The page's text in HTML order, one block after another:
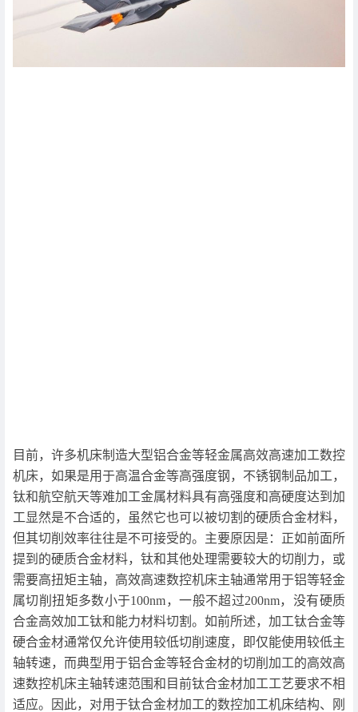
目前，许多机床制造大型铝合金等轻金属高效高速加工数控
机床，如果是用于高温合金等高强度钢，不锈钢制品加工，
钛和航空航天等难加工金属材料具有高强度和高硬度达到加
工显然是不合适的，虽然它也可以被切割的硬质合金材料，
但其切削效率往往是不可接受的。主要原因是：正如前面所
提到的硬质合金材料，钛和其他处理需要较大的切削力，或
需要高扭矩主轴，高效高速数控机床主轴通常用于铝等轻金
属切削扭矩多数小于100nm，一般不超过200nm，没有硬质
合金高效加工钛和能力材料切割。如前所述，加工钛合金等
硬合金材通常仅允许使用较低切削速度，即仅能使用较低主
轴转速，而典型用于铝合金等轻合金材的切削加工的高效高
速数控机床主轴转速范围和目前钛合金材加工工艺要求不相
适应。因此，对用于钛合金材加工的数控加工机床结构、刚